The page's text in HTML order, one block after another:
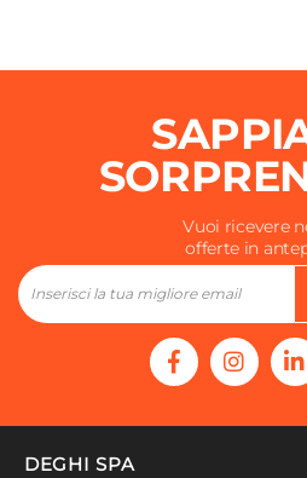
Vuoi ricevere
offerte in
DEGHI SPA